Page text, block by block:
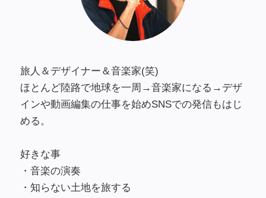
旅人＆デザイナー＆音楽家(笑)
ほとんど陸路で地球を一周→音楽家になる→デザ
インや動画編集の仕事を始めSNSでの発信もはじ
める。
好きな事
・音楽の演奏
・知らない土地を旅する